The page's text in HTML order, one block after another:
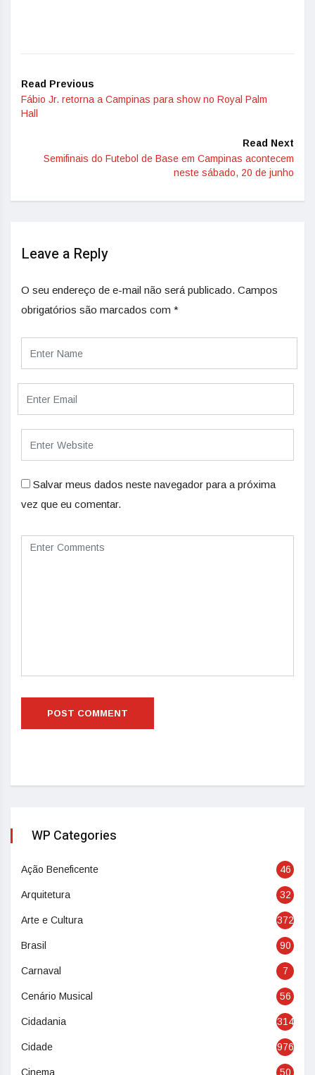
Read Previous
Fábio Jr. retorna a Campinas para show no Royal Palm
Hall
Read Next
Semifinais do Futebol de Base em Campinas acontecem
neste sábado, 20 de junho
Leave a Reply
O seu endereço de e-mail não será publicado. Campos
obrigatórios são marcados com *
Salvar meus dados neste navegador para a próxima
vez que eu comentar.
WP Categories
Ação Beneficente 46
Arquitetura 32
Arte e Cultura 372
Brasil 90
Carnaval 7
Cenário Musical 56
Cidadania 314
Cidade 976
Cinema 50